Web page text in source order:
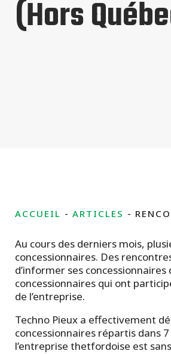
Tous les types de projets
(Hors
ACCUEIL ARTICLES
Au cours des derniers mois,
concessionnaires. Des
d’informer ses
concessionnaires qui ont
de l’entreprise.
Techno Pieux a effectivement
concessionnaires répartis dans
l’entreprise thetfordoise est